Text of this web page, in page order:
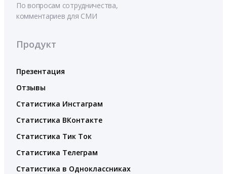
По вопросам сотрудничества,
комментариев для СМИ
Продукт
Презентация
Отзывы
Статистика Инстаграм
Статистика ВКонтакте
Статистика Тик Ток
Статистика Телеграм
Статистика в Одноклассниках